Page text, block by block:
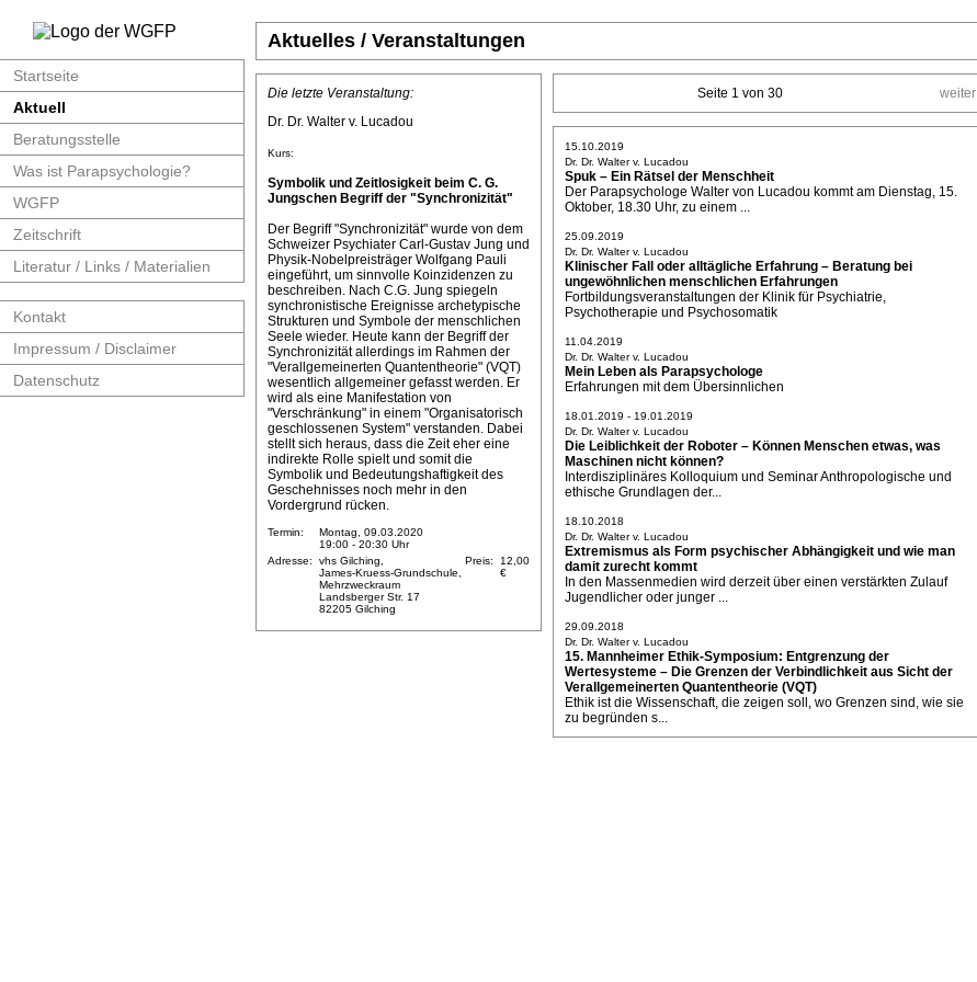
Startseite
Aktuell
Beratungsstelle
Was ist Parapsychologie?
WGFP
Zeitschrift
Literatur / Links / Materialien
Kontakt
Impressum / Disclaimer
Datenschutz
Aktuelles / Veranstaltungen
Die letzte Veranstaltung:
Dr. Dr. Walter v. Lucadou
Kurs:
Symbolik und Zeitlosigkeit beim C. G.
Jungschen Begriff der "Synchronizität"
Der Begriff "Synchronizität" wurde von dem
Schweizer Psychiater Carl-Gustav Jung und
Physik-Nobelpreisträger Wolfgang Pauli
eingeführt, um sinnvolle Koinzidenzen zu
beschreiben. Nach C.G. Jung spiegeln
synchronistische Ereignisse archetypische
Strukturen und Symbole der menschlichen
Seele wieder. Heute kann der Begriff der
Synchronizität allerdings im Rahmen der
"Verallgemeinerten Quantentheorie" (VQT)
wesentlich allgemeiner gefasst werden. Er
wird als eine Manifestation von
"Verschränkung" in einem "Organisatorisch
geschlossenen System" verstanden. Dabei
stellt sich heraus, dass die Zeit eher eine
indirekte Rolle spielt und somit die
Symbolik und Bedeutungshaftigkeit des
Geschehnisses noch mehr in den
Vordergrund rücken.
Termin:
Montag, 09.03.2020
19:00 - 20:30 Uhr
Adresse:
vhs Gilching,
James-Kruess-Grundschule,
Mehrzweckraum
Landsberger Str. 17
82205 Gilching
Preis:
12,00
€
Seite 1 von 30 weiter
15.10.2019
Dr. Dr. Walter v. Lucadou
Spuk – Ein Rätsel der Menschheit
Der Parapsychologe Walter von Lucadou kommt am Dienstag, 15.
Oktober, 18.30 Uhr, zu einem ...
25.09.2019
Dr. Dr. Walter v. Lucadou
Klinischer Fall oder alltägliche Erfahrung – Beratung bei
ungewöhnlichen menschlichen Erfahrungen
Fortbildungsveranstaltungen der Klinik für Psychiatrie,
Psychotherapie und Psychosomatik
11.04.2019
Dr. Dr. Walter v. Lucadou
Mein Leben als Parapsychologe
Erfahrungen mit dem Übersinnlichen
18.01.2019 - 19.01.2019
Dr. Dr. Walter v. Lucadou
Die Leiblichkeit der Roboter – Können Menschen etwas, was
Maschinen nicht können?
Interdisziplinäres Kolloquium und Seminar Anthropologische und
ethische Grundlagen der...
18.10.2018
Dr. Dr. Walter v. Lucadou
Extremismus als Form psychischer Abhängigkeit und wie man
damit zurecht kommt
In den Massenmedien wird derzeit über einen verstärkten Zulauf
Jugendlicher oder junger ...
29.09.2018
Dr. Dr. Walter v. Lucadou
15. Mannheimer Ethik-Symposium: Entgrenzung der
Wertesysteme – Die Grenzen der Verbindlichkeit aus Sicht der
Verallgemeinerten Quantentheorie (VQT)
Ethik ist die Wissenschaft, die zeigen soll, wo Grenzen sind, wie sie
zu begründen s...